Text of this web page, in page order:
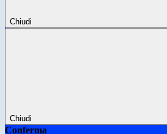
Chiudi
Chiudi
Conferma